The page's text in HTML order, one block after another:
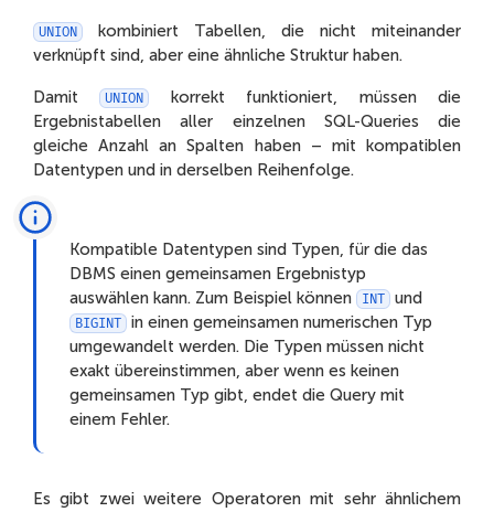
UNION
kombiniert Tabellen, die nicht miteinander
verknüpft sind, aber eine ähnliche Struktur haben.
Damit UNION
korrekt funktioniert, müssen die
Ergebnistabellen aller einzelnen SQL-Queries die
gleiche Anzahl an Spalten haben – mit kompatiblen
Datentypen und in derselben Reihenfolge.
Kompatible Datentypen sind Typen, für die das
DBMS einen gemeinsamen Ergebnistyp
auswählen kann. Zum Beispiel können
INT und
BIGINT in einen gemeinsamen numerischen Typ
umgewandelt werden. Die Typen müssen nicht
exakt übereinstimmen, aber wenn es keinen
gemeinsamen Typ gibt, endet die Query mit
einem Fehler.
Es gibt zwei weitere Operatoren mit sehr ähnlichem